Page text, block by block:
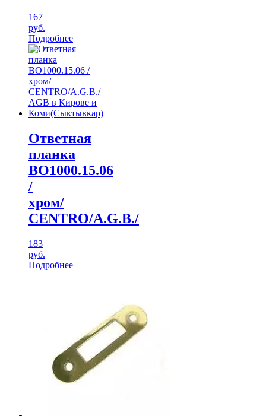
167
руб.
Подробнее
Ответная
планка
ВО1000.15.06
/
хром/
CENTRO/A.G.B./
183
руб.
Подробнее